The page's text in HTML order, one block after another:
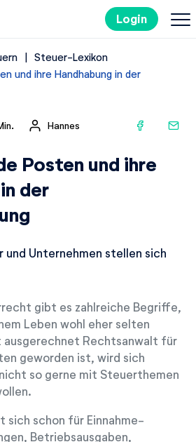
Login
Steuer-Lexikon
und ihre Handhabung in der
Hannes
Posten und ihre
der
und Unternehmen stellen sich
gibt es zahlreiche Begriffe,
Leben wohl eher selten
Rechtsanwalt für
geworden ist, wird sich
so gerne mit Steuerthemen
sich schon für Einnahme-
Betriebsausgaben,